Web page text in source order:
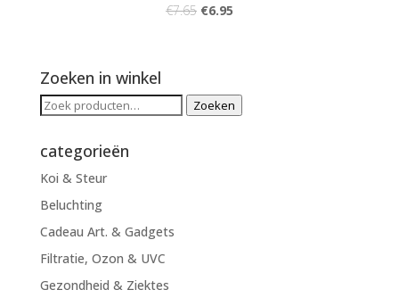
€7.65 €6.95
Zoeken in winkel
Zoeken
Zoeken
categorieën
Koi & Steur
Beluchting
Cadeau Art. & Gadgets
Filtratie, Ozon & UVC
Gezondheid & Ziektes